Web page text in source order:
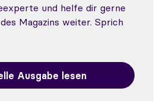
und helfe dir gerne
Magazins weiter. Sprich
Ausgabe lesen